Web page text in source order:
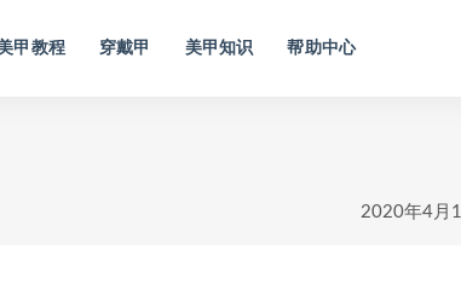
甲教程 穿戴甲 美甲知识 帮助中心
2020年4月